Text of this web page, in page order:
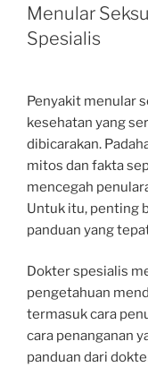
Menular
Spesialis
Penyakit menular
kesehatan yang
dibicarakan.
mitos dan fakta
mencegah
Untuk itu, penting
panduan yang
Dokter spesialis
pengetahuan
termasuk cara
cara penanganan
panduan dari